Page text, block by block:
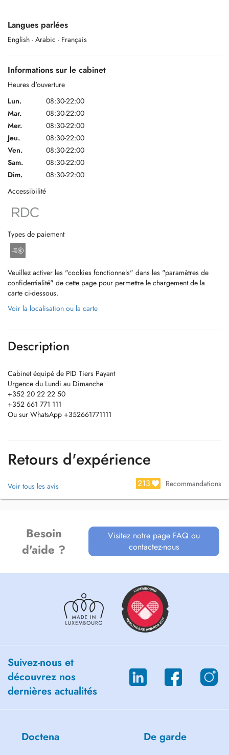
Langues parlées
English - Arabic - Français
Informations sur le cabinet
Heures d'ouverture
Lun.
08:30-22:00
Mar.
08:30-22:00
Mer.
08:30-22:00
Jeu.
08:30-22:00
Ven.
08:30-22:00
Sam.
08:30-22:00
Dim.
08:30-22:00
Accessibilité
Types de paiement
Veuillez activer les "cookies fonctionnels" dans les "paramètres de
confidentialité" de cette page pour permettre le chargement de la
carte ci-dessous.
Voir la localisation ou la carte
Description
Cabinet équipé de PID Tiers Payant
Urgence du Lundi au Dimanche
+352 20 22 22 50
+352 661 771 111
Ou sur WhatsApp +352661771111
Retours d'expérience
Voir tous les avis 213 Recommandations
Besoin
d'aide ?
Visitez notre page FAQ ou
contactez-nous
Suivez-nous et
découvrez nos
dernières actualités
Doctena De garde